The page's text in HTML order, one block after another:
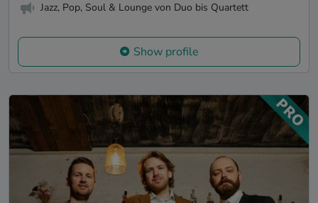
Jazz, Pop, Soul & Lounge von Duo bis Quartett
Show profile